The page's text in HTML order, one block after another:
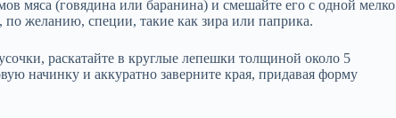
мяса (говядина или баранина) и смешайте его с одной мелко
желанию, специи, такие как зира или паприка.
раскатайте в круглые лепешки толщиной около 5
начинку и аккуратно заверните края, придавая форму